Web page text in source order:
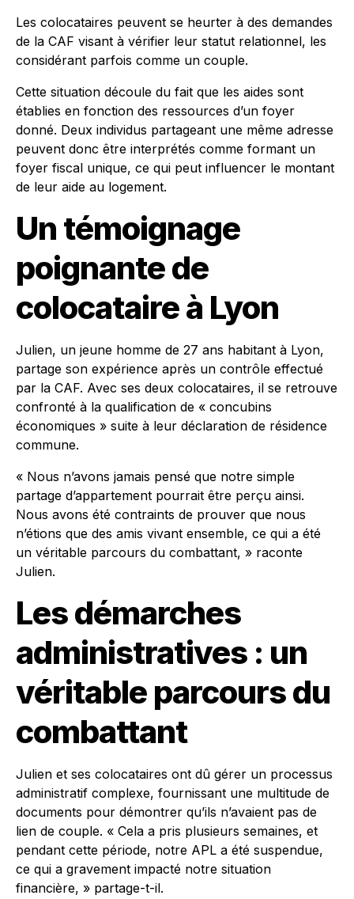
Les colocataires peuvent se heurter à des demandes
de la CAF visant à vérifier leur statut relationnel, les
considérant parfois comme un couple.
Cette situation découle du fait que les aides sont
établies en fonction des ressources d’un foyer
donné. Deux individus partageant une même adresse
peuvent donc être interprétés comme formant un
foyer fiscal unique, ce qui peut influencer le montant
de leur aide au logement.
Un témoignage
poignante de
colocataire à Lyon
Julien, un jeune homme de 27 ans habitant à Lyon,
partage son expérience après un contrôle effectué
par la CAF. Avec ses deux colocataires, il se retrouve
confronté à la qualification de « concubins
économiques » suite à leur déclaration de résidence
commune.
« Nous n’avons jamais pensé que notre simple
partage d’appartement pourrait être perçu ainsi.
Nous avons été contraints de prouver que nous
n’étions que des amis vivant ensemble, ce qui a été
un véritable parcours du combattant, » raconte
Julien.
Les démarches
administratives : un
véritable parcours du
combattant
Julien et ses colocataires ont dû gérer un processus
administratif complexe, fournissant une multitude de
documents pour démontrer qu’ils n’avaient pas de
lien de couple. « Cela a pris plusieurs semaines, et
pendant cette période, notre APL a été suspendue,
ce qui a gravement impacté notre situation
financière, » partage-t-il.